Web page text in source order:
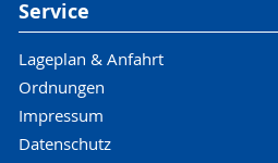
Service
Lageplan & Anfahrt
Ordnungen
Impressum
Datenschutz